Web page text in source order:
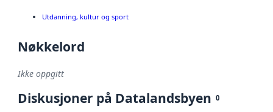
Utdanning, kultur og sport
Nøkkelord
Ikke oppgitt
Diskusjoner på Datalandsbyen 0